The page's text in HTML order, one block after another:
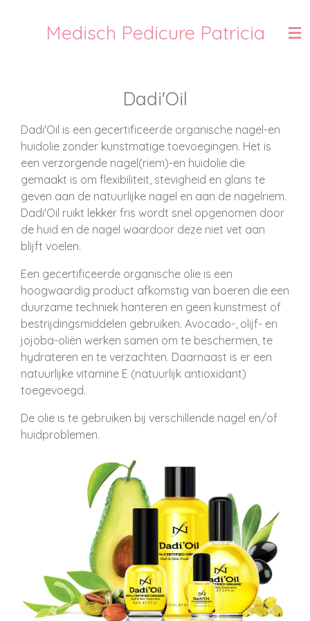
Medisch Pedicure Patricia
Dadi'Oil
Dadi'Oil is een gecertificeerde organische nagel-en
huidolie zonder kunstmatige toevoegingen. Het is
een verzorgende nagel(riem)-en huidolie die
gemaakt is om flexibiliteit, stevigheid en glans te
geven aan de natuurlijke nagel en aan de nagelriem.
Dadi'Oil ruikt lekker fris wordt snel opgenomen door
de huid en de nagel waardoor deze niet vet aan
blijft voelen.
Een gecertificeerde organische olie is een
hoogwaardig product afkomstig van boeren die een
duurzame techniek hanteren en geen kunstmest of
bestrijdingsmiddelen gebruiken. Avocado-, olijf- en
jojoba-oliën werken samen om te beschermen, te
hydrateren en te verzachten. Daarnaast is er een
natuurlijke vitamine E (natuurlijk antioxidant)
toegevoegd.
De olie is te gebruiken bij verschillende nagel en/of
huidproblemen.